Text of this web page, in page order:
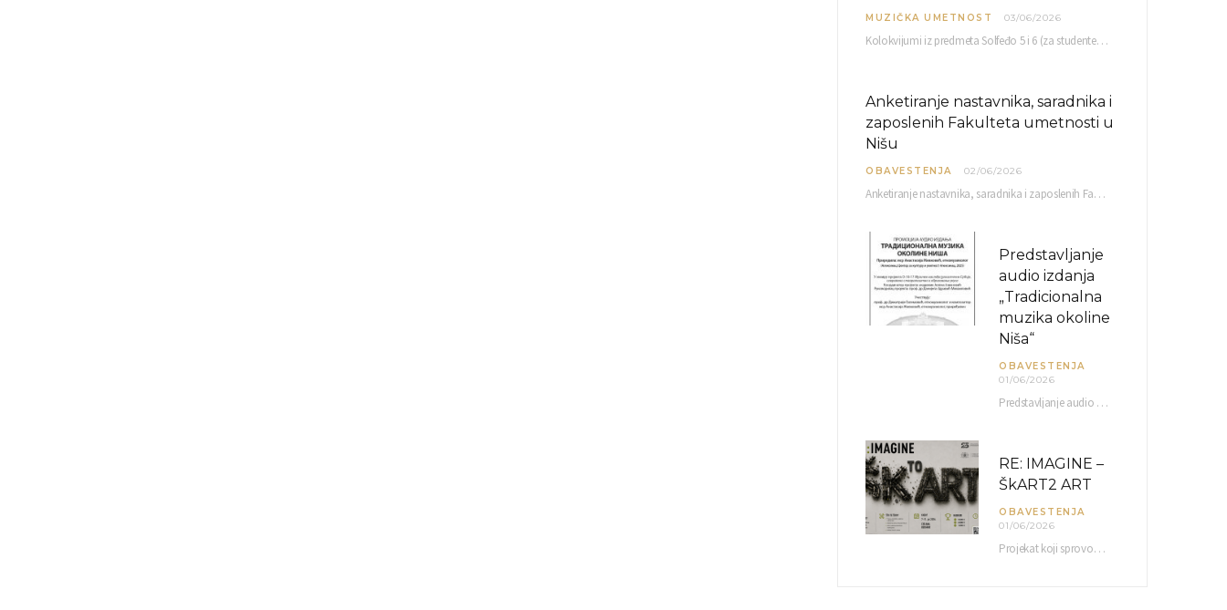
MUZIČKA UMETNOST 03/06/2026
Kolokvijumi iz predmeta Solfeđo 5 i 6 (za studente studijskog programa Muzička teorija) i Metodika…
Anketiranje nastavnika, saradnika i
zaposlenih Fakulteta umetnosti u
Nišu
OBAVESTENJA 02/06/2026
Anketiranje nastavnika, saradnika i zaposlenih Fakulteta umetnosti u Nišu radi sačinjavanja Izveštaja o samovrednovanju biće…
Predstavljanje
audio izdanja
„Tradicionalna
muzika okoline
Niša“
OBAVESTENJA
01/06/2026
Predstavljanje audio izdanja “Tradicionalna muzika okoline Niša” organizuje se u okviru projekta O-10-17 Muzičko nasleđe jugoistočne…
RE: IMAGINE –
ŠkART2 ART
OBAVESTENJA
01/06/2026
Projekat koji sprovodi Američka privredna komora uz podrŝku kompanije Philip Morris International, sa ciljem povezivanja…